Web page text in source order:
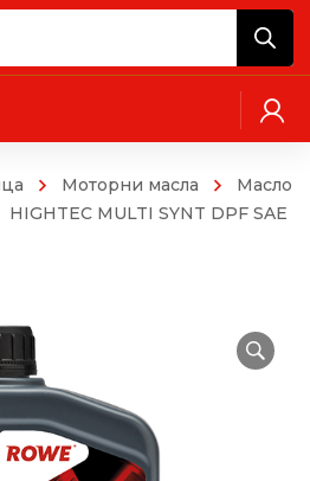
Моторни масла
Mасло
HIGHTEC MULTI SYNT DPF SAE